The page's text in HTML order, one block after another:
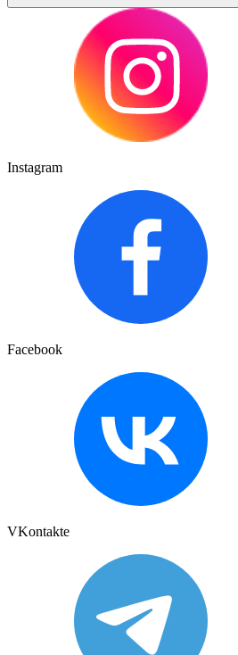
Instagram
Facebook
VKontakte